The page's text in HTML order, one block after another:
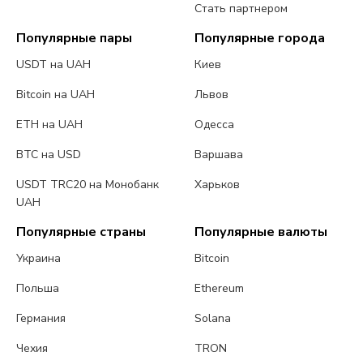
Стать партнером
Популярные пары
USDT на UAH
Bitcoin на UAH
ETH на UAH
BTC на USD
USDT TRC20 на Монобанк
UAH
Популярные города
Киев
Львов
Одесса
Варшава
Харьков
Популярные страны
Украина
Польша
Германия
Чехия
Популярные валюты
Bitcoin
Ethereum
Solana
TRON